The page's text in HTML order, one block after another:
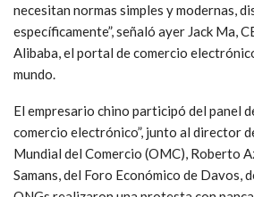
necesitan normas simples y modernas,
específicamente”, señaló ayer Jack Ma,
Alibaba, el portal de comercio
mundo.
El empresario chino participó del panel
comercio electrónico”, junto al director
Mundial del Comercio (OMC), Roberto
Samans, del Foro Económico de Davos,